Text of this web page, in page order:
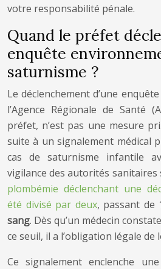
votre responsabilité pénale.
Quand le préfet
enquête
saturnisme ?
Le déclenchement d’une
l’Agence Régionale de Santé
préfet, n’est pas une mesure
suite à un signalement médical
cas de saturnisme infantile
vigilance des autorités sanitaires
plombémie déclenchant une
été divisé par deux, passant de
sang. Dès qu’un médecin
ce seuil, il a l’obligation légale de
Ce signalement enclenche